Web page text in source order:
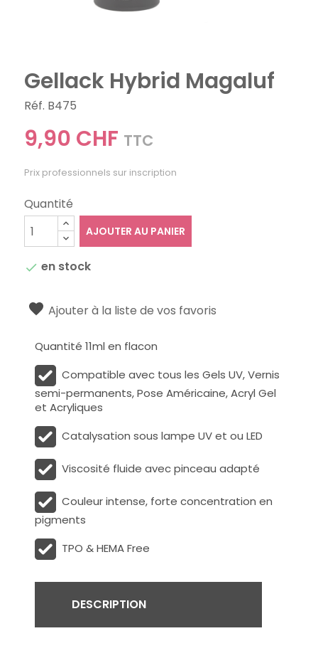
Gellack Hybrid Magaluf
Réf. B475
9,90 CHF TTC
Prix professionnels sur inscription
Quantité
AJOUTER AU PANIER
 en stock
Ajouter à la liste de vos favoris
Quantité 11ml en flacon
Compatible avec tous les Gels UV, Vernis
semi-permanents, Pose Américaine, Acryl Gel
et Acryliques
Catalysation sous lampe UV et ou LED
Viscosité fluide avec pinceau adapté
Couleur intense, forte concentration en
pigments
TPO & HEMA Free
DESCRIPTION